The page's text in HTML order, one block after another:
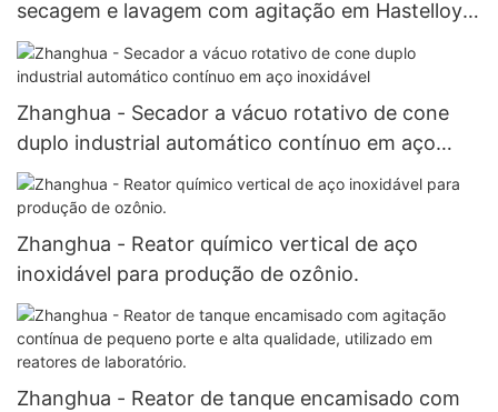
secagem e lavagem com agitação em Hastelloy,
com filtro e secador Nutsche.
Zhanghua - Secador a vácuo rotativo de cone
duplo industrial automático contínuo em aço
inoxidável
Zhanghua - Reator químico vertical de aço
inoxidável para produção de ozônio.
Zhanghua - Reator de tanque encamisado com